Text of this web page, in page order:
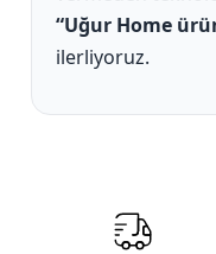
“Uğur Home
ilerliyoruz.